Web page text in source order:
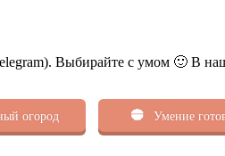
Выбирайте с умом 🙂 В
огород Умение